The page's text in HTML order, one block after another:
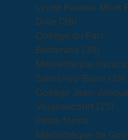
Lycée Pasteur Mont
Dole (39)
Collège du Parc
Bletterans (39)
Médiathèque
Salins-les-Bains (39)
Collège Jean-
Voujeaucourt (25)
Petite forme
Médiathèque de